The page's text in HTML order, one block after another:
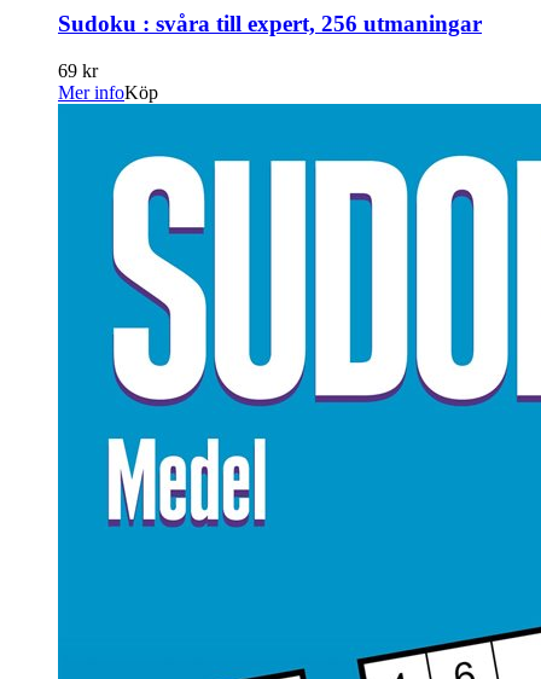
Sudoku : svåra till expert, 256 utmaningar
69 kr
Mer infoKöp